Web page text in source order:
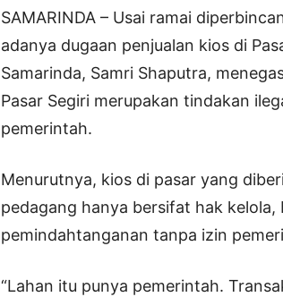
SAMARINDA – Usai ramai
adanya dugaan penjualan kios di
Samarinda, Samri Shaputra,
Pasar Segiri merupakan tindakan
pemerintah.
Menurutnya, kios di pasar yang
pedagang hanya bersifat hak kelola,
pemindahtanganan tanpa izin
“Lahan itu punya pemerintah.